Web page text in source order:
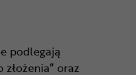
podlegają
złożenia” oraz